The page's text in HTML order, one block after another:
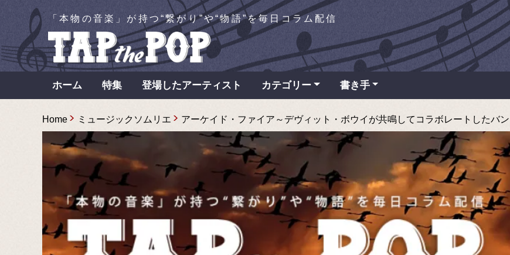
「本物の音楽」が持つ“繋がり”や“物語”を毎日コラム配信
ホーム 特集 登場したアーティスト カテゴリー 書き手
Home ミュージックソムリエ アーケイド・ファイア～デヴィット・ボウイが共鳴してコラボレートしたバ